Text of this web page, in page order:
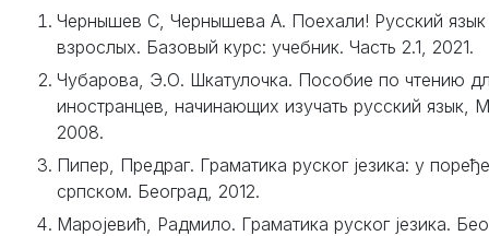
Чернышев С, Чернышева А. Поехали! Русский язык
взрослых. Базовый курс: учебник. Часть 2.1, 2021.
Чубарова, Э.О. Шкатулочка. Пособие по чтению
иностранцев, начинающих изучать русский язык,
2008.
Пипер, Предраг. Граматика руског језика: у
српском. Београд, 2012.
Маројевић, Радмило. Граматика руског језика.